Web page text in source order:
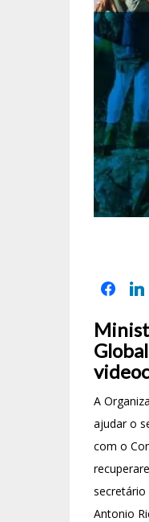
A
ajudar o
com o
Antonio